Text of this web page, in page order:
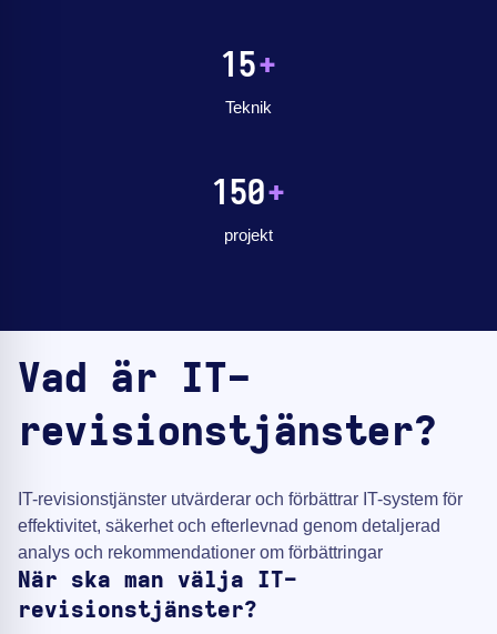
15+
Teknik
150+
projekt
Vad är IT-
revisionstjänster?
IT-revisionstjänster utvärderar och förbättrar IT-system för
effektivitet, säkerhet och efterlevnad genom detaljerad
analys och rekommendationer om förbättringar
När ska man välja IT-
revisionstjänster?